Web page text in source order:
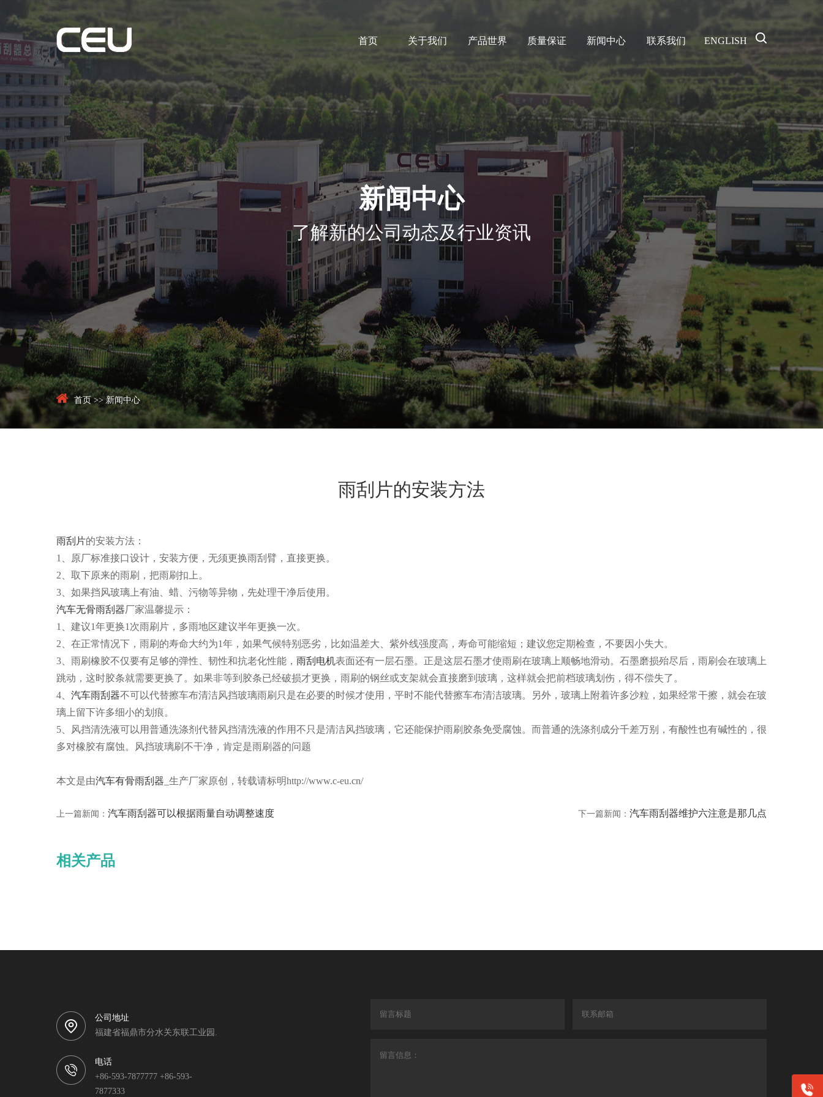
首页 关于我们 产品世界 质量保证 新闻中心 联系我们 ENGLISH
新闻中心
了解新的公司动态及行业资讯
首页>>新闻中心
雨刮片的安装方法
雨刮片的安装方法：
1、原厂标准接口设计，安装方便，无须更换雨刮臂，直接更换。
2、取下原来的雨刷，把雨刷扣上。
3、如果挡风玻璃上有油、蜡、污物等异物，先处理干净后使用。
汽车无骨雨刮器厂家温馨提示：
1、建议1年更换1次雨刷片，多雨地区建议半年更换一次。
2、在正常情况下，雨刷的寿命大约为1年，如果气候特别恶劣，比如温差大、紫外线强度高，寿命可能缩短；建议您定期检查，不要因小失大。
3、雨刷橡胶不仅要有足够的弹性、韧性和抗老化性能， 雨刮电机表面还有一层石墨。正是这层石墨才使雨刷在玻璃上顺畅地滑动。石墨磨损殆尽后，雨刷会在玻璃上
跳动，这时胶条就需要更换了。如果非等到胶条已经破损才更换，雨刷的钢丝或支架就会直接磨到玻璃，这样就会把前档玻璃划伤，得不偿失了。
4、 汽车雨刮器不可以代替擦车布清洁风挡玻璃雨刷只是在必要的时候才使用，平时不能代替擦车布清洁玻璃。另外，玻璃上附着许多沙粒，如果经常干擦，就会在玻
璃上留下许多细小的划痕。
5、风挡清洗液可以用普通洗涤剂代替风挡清洗液的作用不只是清洁风挡玻璃，它还能保护雨刷胶条免受腐蚀。而普通的洗涤剂成分千差万别，有酸性也有碱性的，很
多对橡胶有腐蚀。风挡玻璃刷不干净，肯定是雨刷器的问题
本文是由汽车有骨雨刮器 _生产厂家原创，转载请标明http://www.c-eu.cn/
上一篇新闻： 汽车雨刮器可以根据雨量自动调整速度 下一篇新闻： 汽车雨刮器维护六注意是那几点
相关产品
公司地址
福建省福鼎市分水关东联工业园.
电话
+86-593-7877777 +86-593-
7877333